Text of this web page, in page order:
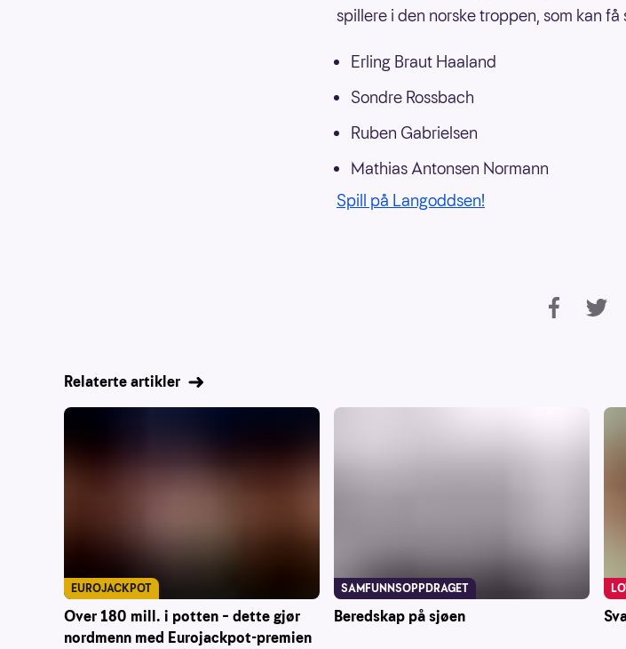
spillere i den norske troppen, som kan få
Erling Braut Haaland
Sondre Rossbach
Ruben Gabrielsen
Mathias Antonsen Normann
Spill på Langoddsen!
Relaterte artikler
Over 180 mill. i potten – dette gjør
nordmenn med Eurojackpot-premien
EUROJACKPOT
Beredskap på sjøen
SAMFUNNSOPPDRAGET